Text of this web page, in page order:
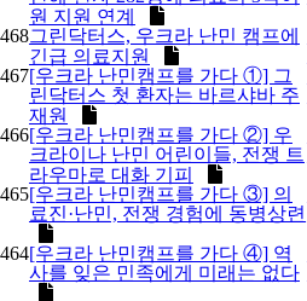
원 지원 연계
468그린닥터스, 우크라 난민 캠프에
긴급 의료지원
467[우크라 난민캠프를 가다 ①] 그
린닥터스 첫 환자는 바르샤바 주
재원
466[우크라 난민캠프를 가다 ②] 우
크라이나 난민 어린이들, 전쟁 트
라우마로 대화 기피
465[우크라 난민캠프를 가다 ③] 의
료진·난민, 전쟁 경험에 동병상련
464[우크라 난민캠프를 가다 ④] 역
사를 잊은 민족에게 미래는 없다